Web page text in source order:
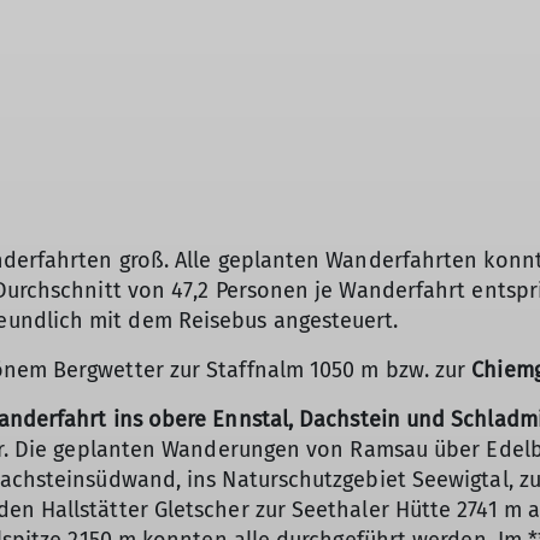
groß. Alle geplanten Wanderfahrten
von 47,2 Personen je Wanderfahrt
mit dem Reisebus angesteuert.
Bergwetter zur Staffnalm 1050 m bzw. zur
ins obere Ennstal, Dachstein und
Die geplanten Wanderungen von Ramsau über
ins Naturschutzgebiet Seewigtal,
Hallstätter Gletscher zur Seethaler Hütte 2741